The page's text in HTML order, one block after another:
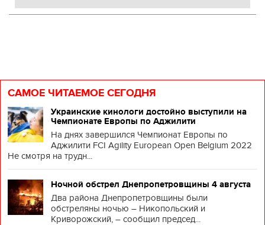
САМОЕ ЧИТАЕМОЕ СЕГОДНЯ
Украинские кинологи достойно выступили на
Чемпионате Европы по Аджилити
На днях завершился Чемпионат Европы по
Аджилити FCI Agility European Open Belgium 2022
Не смотря на трудн...
Ночной обстрел Днепропетровщины 4 августа
Два района Днепропетровщины были
обстреляны ночью – Никопольский и
Криворожский, – сообщил председ...